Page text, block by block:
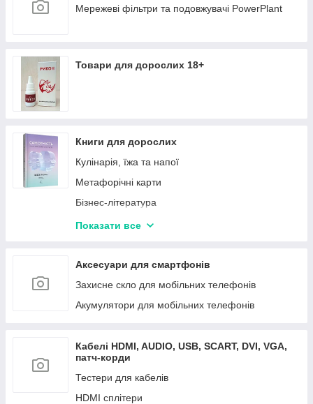
Мережеві фільтри та подовжувачі PowerPlant
Товари для дорослих 18+
Книги для дорослих
Кулінарія, їжа та напої
Метафорічні карти
Бізнес-література
Нон-фікс
Саморозвитки, мотиваційна література, хобі
Показати все
Аксесуари для смартфонів
Захисне скло для мобільних телефонів
Акумулятори для мобільних телефонів
Кабелі HDMI, AUDIO, USB, SCART, DVI, VGA,
патч-корди
Тестери для кабелів
HDMI сплітери